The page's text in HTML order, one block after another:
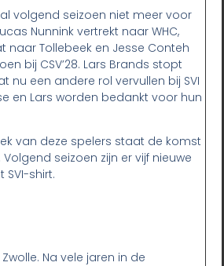
volgend seizoen niet meer voor
Nunnink vertrekt naar WHC,
naar Tollebeek en Jesse Conteh
bij CSV’28. Lars Brands stopt
nu een andere rol vervullen bij SVI
en Lars worden bedankt voor hun
van deze spelers staat de komst
seizoen zijn er vijf nieuwe
SVI-shirt.
Na vele jaren in de